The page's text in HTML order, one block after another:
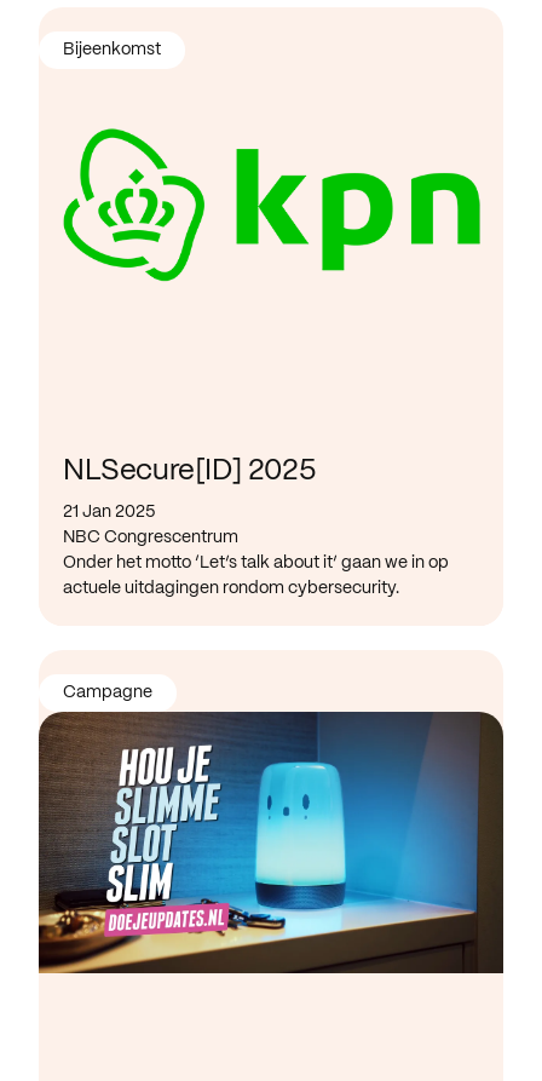
NLSecure[ID] 2025
21 Jan 2025
NBC Congrescentrum
Onder het motto ‘Let’s talk about it’ gaan we in op
actuele uitdagingen rondom cybersecurity.
Bijeenkomst
Campagne